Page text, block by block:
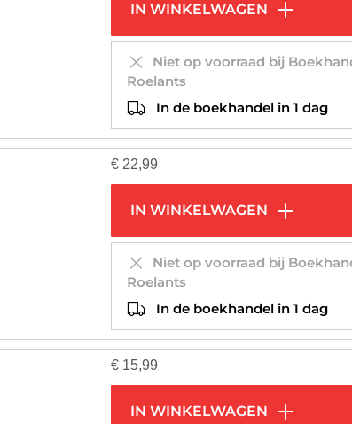
IN WINKELWAGEN
Niet op voorraad bij
Roelants
In de boekhandel in 1 dag
€ 22,99
IN WINKELWAGEN
Niet op voorraad bij
Roelants
In de boekhandel in 1 dag
€ 15,99
IN WINKELWAGEN